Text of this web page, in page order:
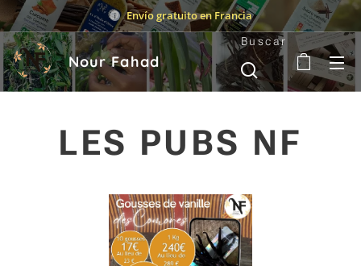
Envío gratuito en Francia
Nour Fahad
Buscar
LES PUBS NF